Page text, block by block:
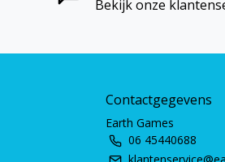
Bekijk onze
Contactgegevens
Earth Games
06 45440688